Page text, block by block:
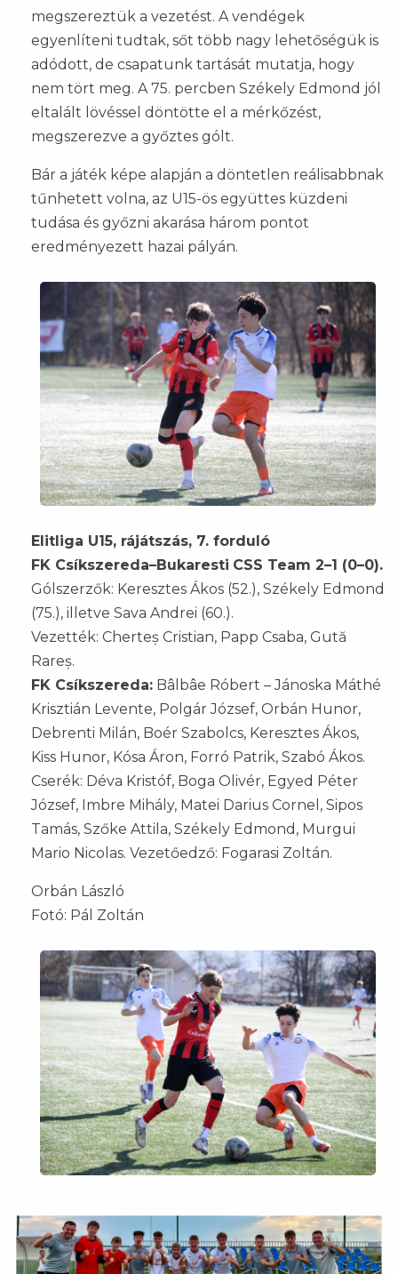
megszereztük a vezetést. A vendégek
egyenlíteni tudtak, sőt több nagy lehetőségük is
adódott, de csapatunk tartását mutatja, hogy
nem tört meg. A 75. percben Székely Edmond jól
eltalált lövéssel döntötte el a mérkőzést,
megszerezve a győztes gólt.
Bár a játék képe alapján a döntetlen reálisabbnak
tűnhetett volna, az U15-ös együttes küzdeni
tudása és győzni akarása három pontot
eredményezett hazai pályán.
Elitliga U15, rájátszás, 7. forduló
FK Csíkszereda–Bukaresti CSS Team 2–1 (0–0).
Gólszerzők: Keresztes Ákos (52.), Székely Edmond
(75.), illetve Sava Andrei (60.).
Vezették: Cherteș Cristian, Papp Csaba, Gută
Rareș.
FK Csíkszereda: Bâlbâe Róbert – Jánoska Máthé
Krisztián Levente, Polgár József, Orbán Hunor,
Debrenti Milán, Boér Szabolcs, Keresztes Ákos,
Kiss Hunor, Kósa Áron, Forró Patrik, Szabó Ákos.
Cserék: Déva Kristóf, Boga Olivér, Egyed Péter
József, Imbre Mihály, Matei Darius Cornel, Sipos
Tamás, Szőke Attila, Székely Edmond, Murgui
Mario Nicolas. Vezetőedző: Fogarasi Zoltán.
Orbán László
Fotó: Pál Zoltán